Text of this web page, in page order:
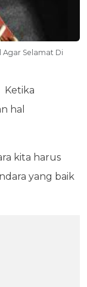
Agar Selamat Di
Ketika
hal
kita harus
yang baik